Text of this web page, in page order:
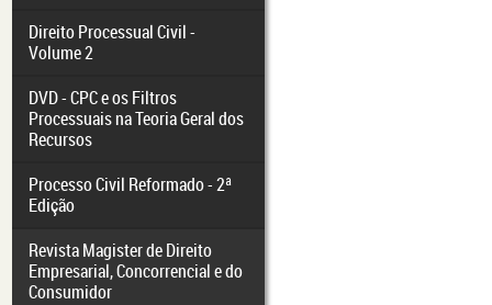
Direito Processual Civil -
Volume 2
DVD - CPC e os Filtros
Processuais na Teoria Geral dos
Recursos
Processo Civil Reformado - 2ª
Edição
Revista Magister de Direito
Empresarial, Concorrencial e do
Consumidor